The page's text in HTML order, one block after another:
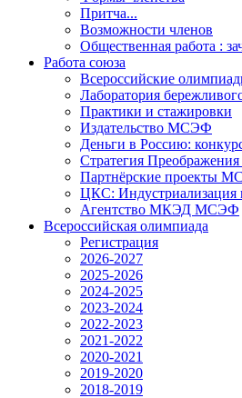
Притча...
Возможности членов
Общественная работа :
Работа союза
Всероссийские
Лаборатория
Практики и стажировки
Издательство МСЭФ
Деньги в Россию:
Стратегия
Партнёрские проекты
ЦКС: Индустриализация
Агентство МКЭД МСЭФ
Всероссийская олимпиада
Регистрация
2026-2027
2025-2026
2024-2025
2023-2024
2022-2023
2021-2022
2020-2021
2019-2020
2018-2019